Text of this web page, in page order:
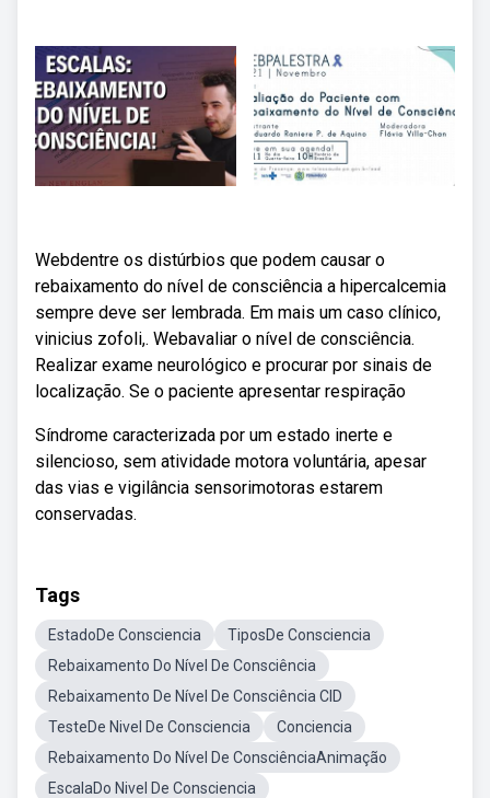
Webdentre os distúrbios que podem causar o
rebaixamento do nível de consciência a hipercalcemia
sempre deve ser lembrada. Em mais um caso clínico,
vinicius zofoli,. Webavaliar o nível de consciência.
Realizar exame neurológico e procurar por sinais de
localização. Se o paciente apresentar respiração
Síndrome caracterizada por um estado inerte e
silencioso, sem atividade motora voluntária, apesar
das vias e vigilância sensorimotoras estarem
conservadas.
Tags
EstadoDe Consciencia
TiposDe Consciencia
Rebaixamento Do Nível De Consciência
Rebaixamento De Nível De Consciência CID
TesteDe Nivel De Consciencia
Conciencia
Rebaixamento Do Nível De ConsciênciaAnimação
EscalaDo Nivel De Consciencia